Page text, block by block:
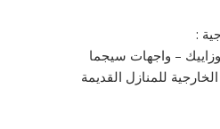
:
– واجهات سيجما
للمنازل القديمة